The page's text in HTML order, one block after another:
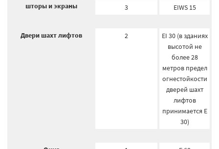
шторы и экраны
3
EIWS 15
Двери шахт лифтов 2
EI 30 (в зданиях
высотой не
более 28
метров предел
огнестойкости
дверей шахт
лифтов
принимается E
30)